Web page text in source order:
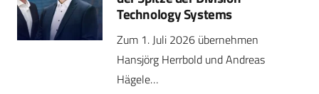
Technology Systems
Zum 1. Juli 2026 übernehmen
Hansjörg Herrbold und Andreas
Hägele…